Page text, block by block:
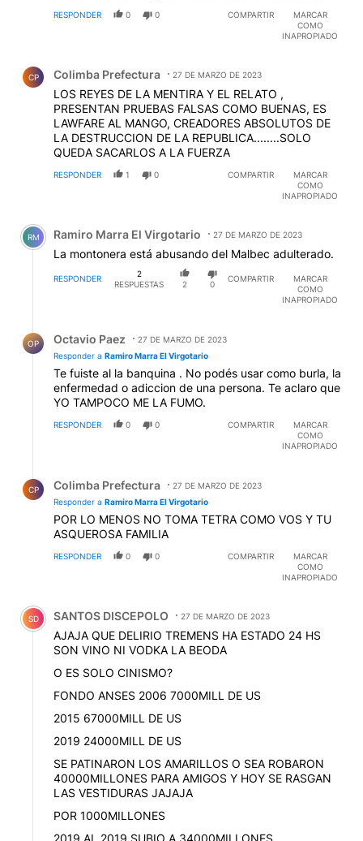
RESPONDER 0 0 COMPARTIR
MARCAR
COMO
INAPROPIADO
CP Colimba Prefectura 27 DE MARZO DE 2023
LOS REYES DE LA MENTIRA Y EL RELATO ,
PRESENTAN PRUEBAS FALSAS COMO BUENAS, ES
LAWFARE AL MANGO, CREADORES ABSOLUTOS DE
LA DESTRUCCION DE LA REPUBLICA........SOLO
QUEDA SACARLOS A LA FUERZA
RESPONDER 1 0 COMPARTIR
MARCAR
COMO
INAPROPIADO
Comentario de Ramiro Marra El Virgotario.
RM Ramiro Marra El Virgotario 27 DE MARZO DE 2023
La montonera está abusando del Malbec adulterado.
RESPONDER
2
RESPUESTAS
2 0
COMPARTIR
MARCAR
COMO
INAPROPIADO
OP Octavio Paez
27 DE MARZO DE 2023
Responder a Ramiro Marra El Virgotario
Te fuiste al la banquina . No podés usar como burla, la
enfermedad o adiccion de una persona. Te aclaro que
YO TAMPOCO ME LA FUMO.
RESPONDER 0 0 COMPARTIR
MARCAR
COMO
INAPROPIADO
CP Colimba Prefectura
27 DE MARZO DE 2023
Responder a Ramiro Marra El Virgotario
POR LO MENOS NO TOMA TETRA COMO VOS Y TU
ASQUEROSA FAMILIA
RESPONDER 0 0 COMPARTIR
MARCAR
COMO
INAPROPIADO
Comentario de SANTOS DISCEPOLO.
SD SANTOS DISCEPOLO 27 DE MARZO DE 2023
AJAJA QUE DELIRIO TREMENS HA ESTADO 24 HS
SON VINO NI VODKA LA BEODA
O ES SOLO CINISMO?
FONDO ANSES 2006 7000MILL DE US
2015 67000MILL DE US
2019 24000MILL DE US
SE PATINARON LOS AMARILLOS O SEA ROBARON
40000MILLONES PARA AMIGOS Y HOY SE RASGAN
LAS VESTIDURAS JAJAJA
POR 1000MILLONES